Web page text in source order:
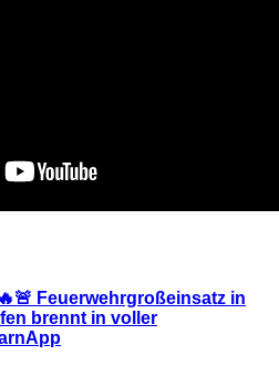
Feuerwehrgroßeinsatz in
brennt in voller